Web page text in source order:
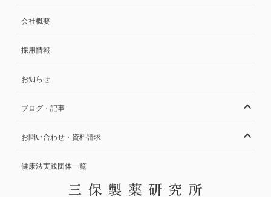
会社概要
採用情報
お知らせ
ブログ・記事
お問い合わせ・資料請求
健康法実践団体一覧